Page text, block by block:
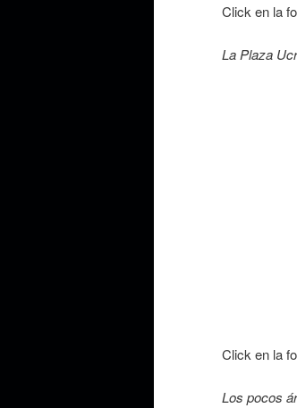
Click en la
La Plaza
Click en la
Los pocos